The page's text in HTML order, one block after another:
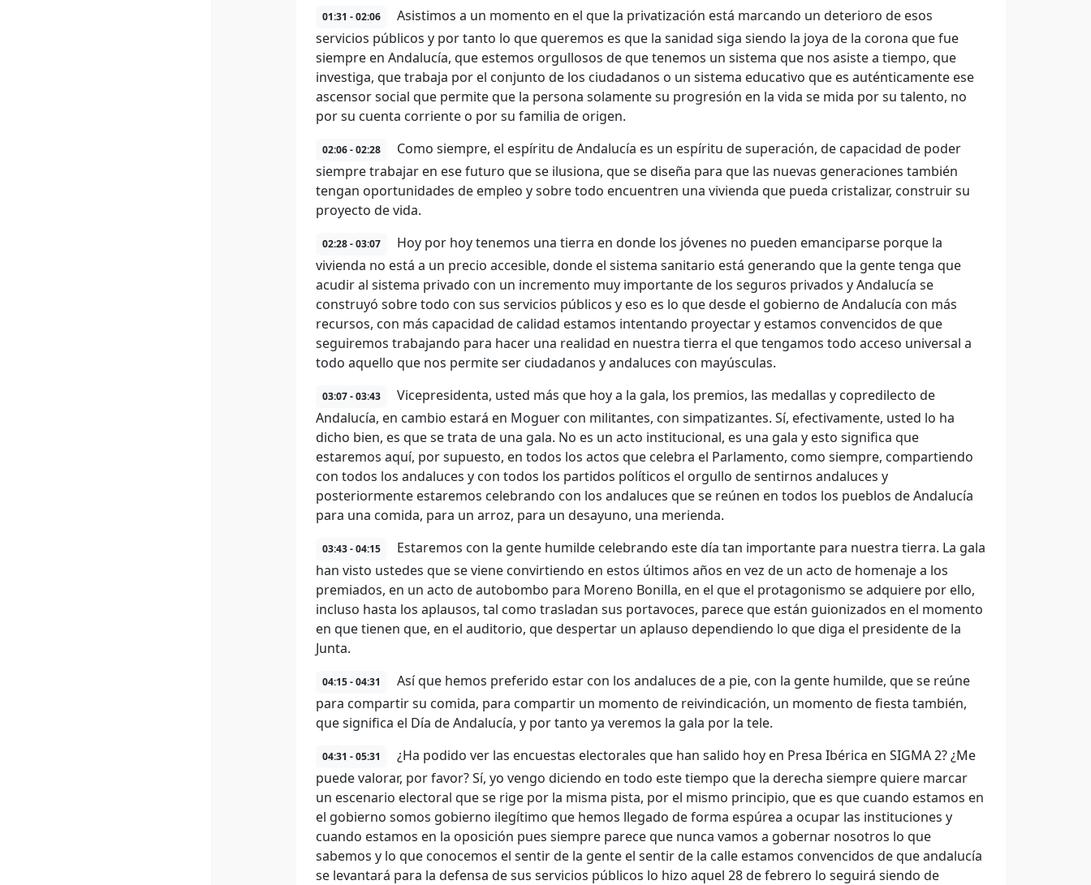
01:31 - 02:06
Asistimos a un momento en el que la privatización está marcando un deterioro de esos
servicios públicos y por tanto lo que queremos es que la sanidad siga siendo la joya de la corona que fue
siempre en Andalucía, que estemos orgullosos de que tenemos un sistema que nos asiste a tiempo, que
investiga, que trabaja por el conjunto de los ciudadanos o un sistema educativo que es auténticamente ese
ascensor social que permite que la persona solamente su progresión en la vida se mida por su talento, no
por su cuenta corriente o por su familia de origen.
02:06 - 02:28
Como siempre, el espíritu de Andalucía es un espíritu de superación, de capacidad de poder
siempre trabajar en ese futuro que se ilusiona, que se diseña para que las nuevas generaciones también
tengan oportunidades de empleo y sobre todo encuentren una vivienda que pueda cristalizar, construir su
proyecto de vida.
02:28 - 03:07
Hoy por hoy tenemos una tierra en donde los jóvenes no pueden emanciparse porque la
vivienda no está a un precio accesible, donde el sistema sanitario está generando que la gente tenga que
acudir al sistema privado con un incremento muy importante de los seguros privados y Andalucía se
construyó sobre todo con sus servicios públicos y eso es lo que desde el gobierno de Andalucía con más
recursos, con más capacidad de calidad estamos intentando proyectar y estamos convencidos de que
seguiremos trabajando para hacer una realidad en nuestra tierra el que tengamos todo acceso universal a
todo aquello que nos permite ser ciudadanos y andaluces con mayúsculas.
03:07 - 03:43
Vicepresidenta, usted más que hoy a la gala, los premios, las medallas y copredilecto de
Andalucía, en cambio estará en Moguer con militantes, con simpatizantes. Sí, efectivamente, usted lo ha
dicho bien, es que se trata de una gala. No es un acto institucional, es una gala y esto significa que
estaremos aquí, por supuesto, en todos los actos que celebra el Parlamento, como siempre, compartiendo
con todos los andaluces y con todos los partidos políticos el orgullo de sentirnos andaluces y
posteriormente estaremos celebrando con los andaluces que se reúnen en todos los pueblos de Andalucía
para una comida, para un arroz, para un desayuno, una merienda.
03:43 - 04:15
Estaremos con la gente humilde celebrando este día tan importante para nuestra tierra. La gala
han visto ustedes que se viene convirtiendo en estos últimos años en vez de un acto de homenaje a los
premiados, en un acto de autobombo para Moreno Bonilla, en el que el protagonismo se adquiere por ello,
incluso hasta los aplausos, tal como trasladan sus portavoces, parece que están guionizados en el momento
en que tienen que, en el auditorio, que despertar un aplauso dependiendo lo que diga el presidente de la
Junta.
04:15 - 04:31
Así que hemos preferido estar con los andaluces de a pie, con la gente humilde, que se reúne
para compartir su comida, para compartir un momento de reivindicación, un momento de fiesta también,
que significa el Día de Andalucía, y por tanto ya veremos la gala por la tele.
04:31 - 05:31
¿Ha podido ver las encuestas electorales que han salido hoy en Presa Ibérica en SIGMA 2? ¿Me
puede valorar, por favor? Sí, yo vengo diciendo en todo este tiempo que la derecha siempre quiere marcar
un escenario electoral que se rige por la misma pista, por el mismo principio, que es que cuando estamos en
el gobierno somos gobierno ilegítimo que hemos llegado de forma espúrea a ocupar las instituciones y
cuando estamos en la oposición pues siempre parece que nunca vamos a gobernar nosotros lo que
sabemos y lo que conocemos el sentir de la gente el sentir de la calle estamos convencidos de que andalucía
se levantará para la defensa de sus servicios públicos lo hizo aquel 28 de febrero lo seguirá siendo de